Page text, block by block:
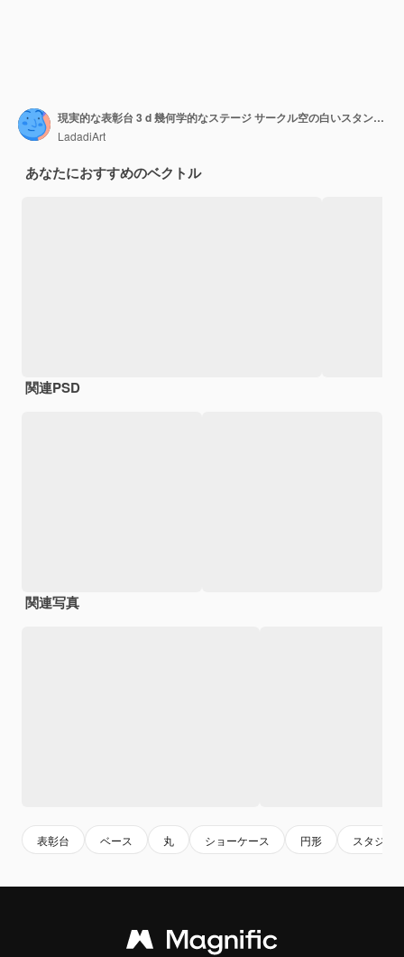
現実的な表彰台 3 d 幾何学的なステージ サークル空の白いスタンド ショールーム モックアップ プレゼンテーションまたは勝者表彰台 ステップ正確なベクトルを設定した台座
LadadiArt
あなたにおすすめのベクトル
関連PSD
関連写真
表彰台 ベース 丸 ショーケース 円形 スタジオ